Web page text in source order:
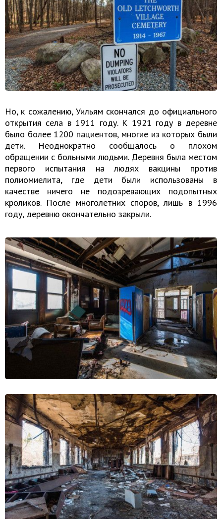
Но, к сожалению, Уильям скончался до официального
открытия села в 1911 году. К 1921 году в деревне
было более 1200 пациентов, многие из которых были
дети. Неоднократно сообщалось о плохом
обращении с больными людьми. Деревня была местом
первого испытания на людях вакцины против
полиомиелита, где дети были использованы в
качестве ничего не подозревающих подопытных
кроликов. После многолетних споров, лишь в 1996
году, деревню окончательно закрыли.